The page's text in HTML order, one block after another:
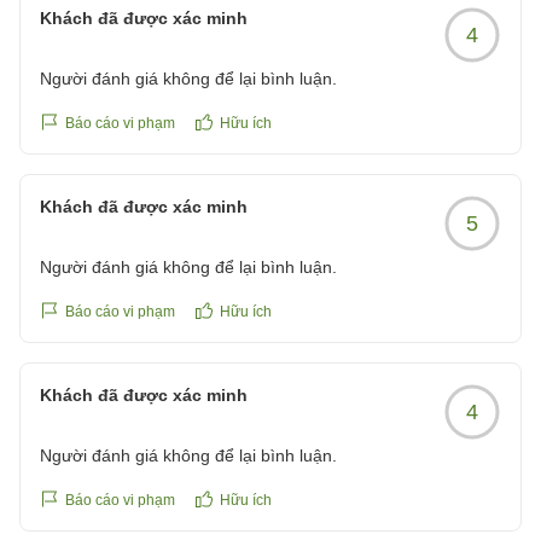
フよりお声掛けをさせていただきます。今後はご利用の
お客様が快適にお過ごし頂けますよう、スタッフによる
巡回の強化を図る所存でございます。また、お部屋の冷
蔵庫につきましてはご不便をおかけいたしまして、誠に
等可能なかぎりの対応をさせて頂きます。ご指摘を頂き
ました冷蔵庫は早速点検を実施し、庫内温度と安定性の
調整をさせて頂きました。ご指摘ありがとうございまし
させて頂きながら、よりご満足いただける施設、サービ
し上げます。またのお越しをスタッフ一同、心よりお待
Khách đã được xác minh
4
Người đánh giá không để lại bình luận.
Báo cáo vi phạm Hữu ích
Khách đã được xác minh
5
Người đánh giá không để lại bình luận.
Báo cáo vi phạm Hữu ích
Khách đã được xác minh
4
Người đánh giá không để lại bình luận.
Báo cáo vi phạm Hữu ích